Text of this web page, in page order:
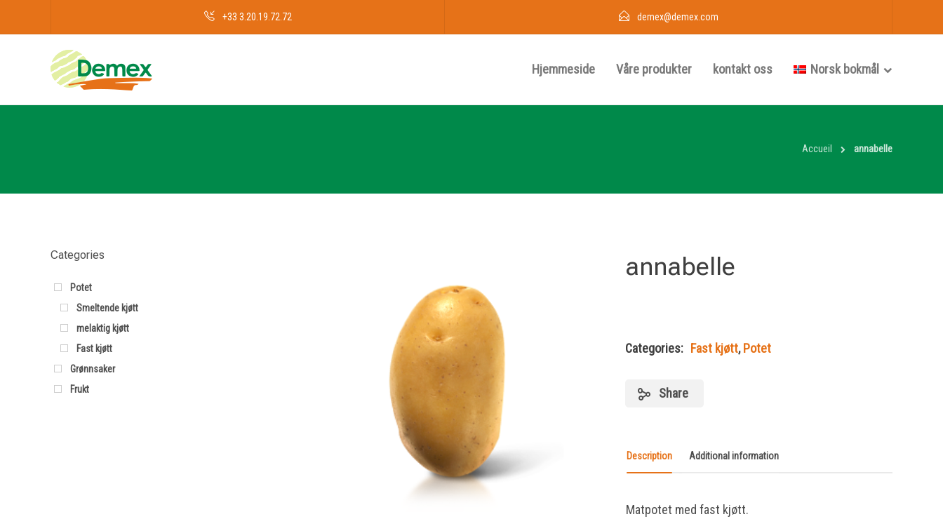
+33 3.20.19.72.72 demex@demex.com
Hjemmeside Våre produkter kontakt oss Norsk bokmål
Accueil annabelle
annabelle
Categories: Fast kjøtt,Potet
Share
Description Additional information
Matpotet med fast kjøtt.
Categories
Potet
Smeltende kjøtt
melaktig kjøtt
Fast kjøtt
Grønnsaker
Frukt